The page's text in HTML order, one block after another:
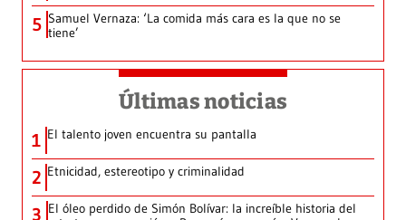
5 Samuel Vernaza: ‘La comida más cara es la que no se
tiene’
Últimas noticias
1 El talento joven encuentra su pantalla​
2 Etnicidad, estereotipo y criminalidad
3 El óleo perdido de Simón Bolívar: la increíble historia del